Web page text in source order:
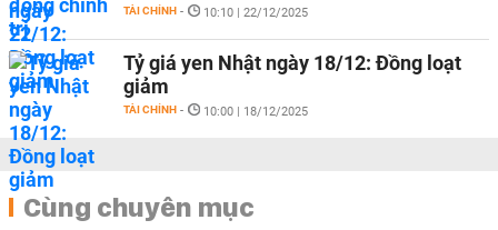
TÀI CHÍNH - 10:10 | 22/12/2025
Tỷ giá yen Nhật ngày 18/12: Đồng loạt
giảm
TÀI CHÍNH - 10:00 | 18/12/2025
Cùng chuyên mục